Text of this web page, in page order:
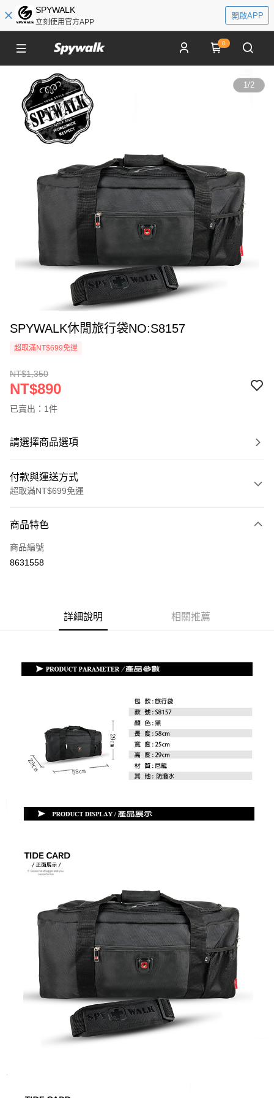
SPYWALK
立刻使用官方APP
開啟APP
0
1/2
SPYWALK休閒旅行袋NO:S8157
超取滿NT$699免運
NT$1,350
NT$890
已賣出：1件
請選擇商品選項
付款與運送方式
超取滿NT$699免運
信用卡一次付款
超商取貨付款
全家付款取貨
7-11付款取貨
每筆NT$80，滿NT$699(含以上)免運費
商品特色
商品編號
8631558
詳細說明 相關推薦